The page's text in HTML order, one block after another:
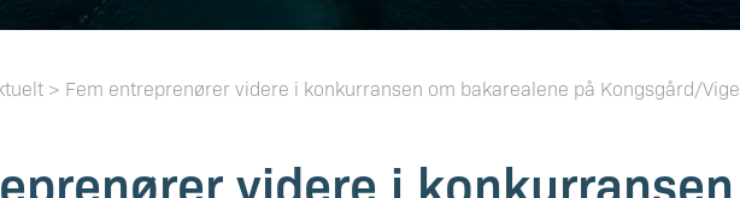
> Fem entreprenører videre i konkurransen om bakarealene på Kongsgård/Vige
videre i konkurransen